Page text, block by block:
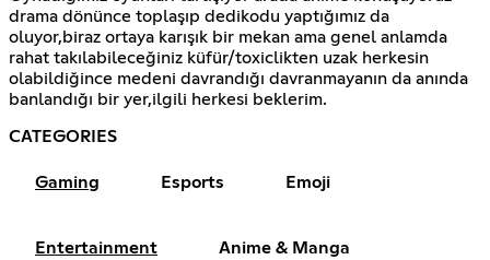
drama dönünce toplaşıp dedikodu yaptığımız da
oluyor,biraz ortaya karışık bir mekan ama genel anlamda
rahat takılabileceğiniz küfür/toxiclikten uzak herkesin
olabildiğince medeni davrandığı davranmayanın da anında
banlandığı bir yer,ilgili herkesi beklerim.
CATEGORIES
Gaming Esports Emoji
Entertainment Anime & Manga